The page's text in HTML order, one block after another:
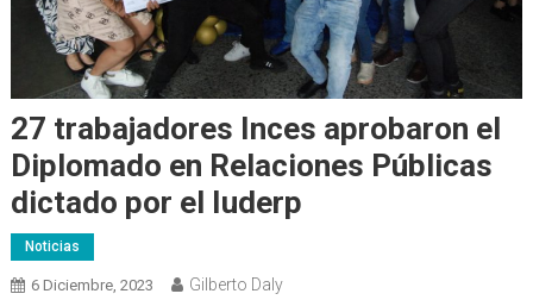
27 trabajadores Inces aprobaron el
Diplomado en Relaciones Públicas
dictado por el Iuderp
Noticias
6 Diciembre, 2023 Gilberto Daly